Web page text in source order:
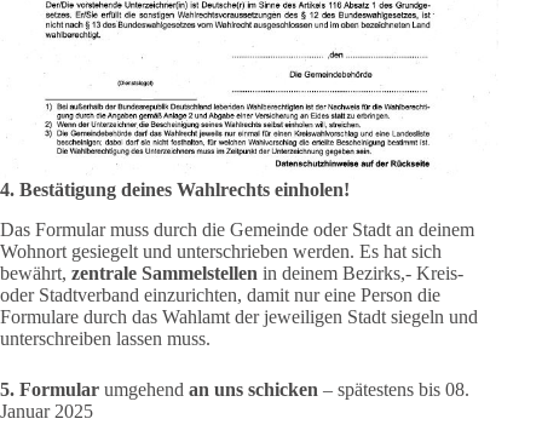
4. Bestätigung deines Wahlrechts einholen!
Das Formular muss durch die Gemeinde oder Stadt an deinem
Wohnort gesiegelt und unterschrieben werden. Es hat sich
bewährt, zentrale Sammelstellen in deinem Bezirks,- Kreis-
oder Stadtverband einzurichten, damit nur eine Person die
Formulare durch das Wahlamt der jeweiligen Stadt siegeln und
unterschreiben lassen muss.
5. Formular umgehend an uns schicken – spätestens bis 08.
Januar 2025